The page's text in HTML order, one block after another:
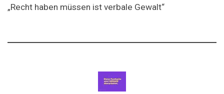
„Recht haben müssen ist verbale Gewalt“